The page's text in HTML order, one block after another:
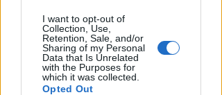
I want to opt-out of
Collection, Use,
Retention, Sale, and/or
Sharing of my Personal
Data that Is Unrelated
with the Purposes for
which it was collected.
Opted Out